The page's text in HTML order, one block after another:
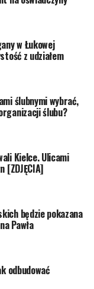
w Łukowej
z udziałem
ślubnymi wybrać,
ślubu?
Kielce. Ulicami
[ZDJĘCIA]
będzie pokazana
Pawła
odbudować